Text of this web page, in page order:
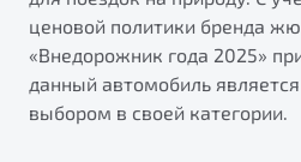
ценовой политики бренда
«Внедорожник года 2025»
данный автомобиль
выбором в своей категории.